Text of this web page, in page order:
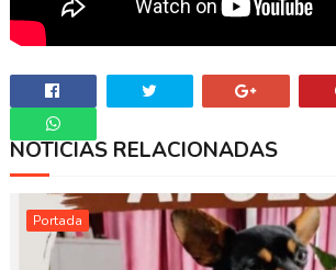
Whatsapp
NOTICIAS RELACIONADAS
Portada